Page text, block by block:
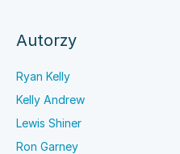
Autorzy
Ryan Kelly
Kelly Andrew
Lewis Shiner
Ron Garney